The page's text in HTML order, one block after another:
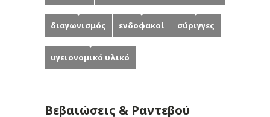
διαγωνισμός ενδοφακοί σύριγγες
υγειονομικό υλικό
Βεβαιώσεις & Ραντεβού